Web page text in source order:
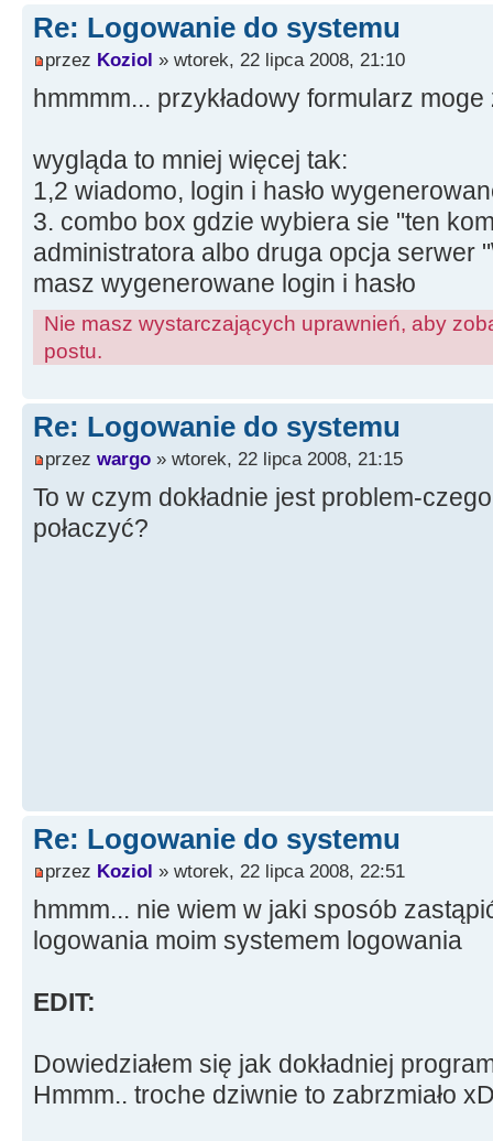
Re: Logowanie do systemu
przez Koziol » wtorek, 22 lipca 2008, 21:10
hmmmm... przykładowy formularz
wygląda to mniej więcej tak:
1,2 wiadomo, login i hasło
3. combo box gdzie wybiera sie "ten
administratora albo druga opcja serwer
masz wygenerowane login i hasło
Nie masz wystarczających uprawnień, aby
postu.
Re: Logowanie do systemu
przez wargo » wtorek, 22 lipca 2008, 21:15
To w czym dokładnie jest problem-
połaczyć?
Re: Logowanie do systemu
przez Koziol » wtorek, 22 lipca 2008, 22:51
hmmm... nie wiem w jaki sposób
logowania moim systemem logowania
EDIT:
Dowiedziałem się jak dokładniej
Hmmm.. troche dziwnie to zabrzmiało